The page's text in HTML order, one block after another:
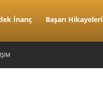
İnanç Başarı Hikayeleri